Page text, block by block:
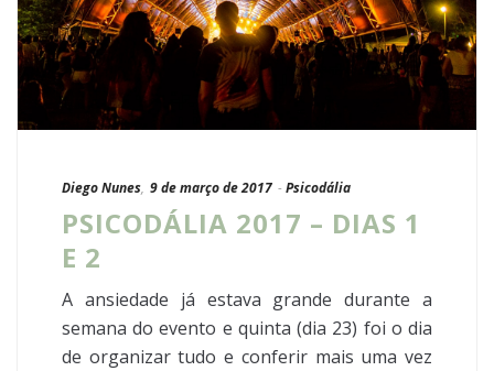
Diego Nunes, 9 de março de 2017 - Psicodália
PSICODÁLIA 2017 – DIAS 1
E 2
A ansiedade já estava grande durante a
semana do evento e quinta (dia 23) foi o dia
de organizar tudo e conferir mais uma vez